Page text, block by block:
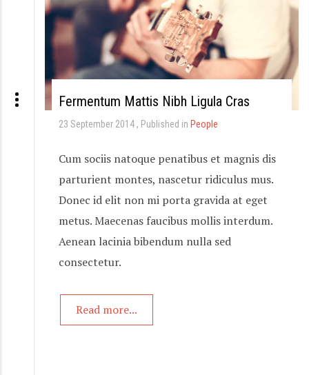
Fermentum Mattis Nibh Ligula Cras
23 September 2014 Published in People
Cum sociis natoque penatibus et magnis dis
parturient montes, nascetur ridiculus mus.
Donec id elit non mi porta gravida at eget
metus. Maecenas faucibus mollis interdum.
Aenean lacinia bibendum nulla sed
consectetur.
Read more...